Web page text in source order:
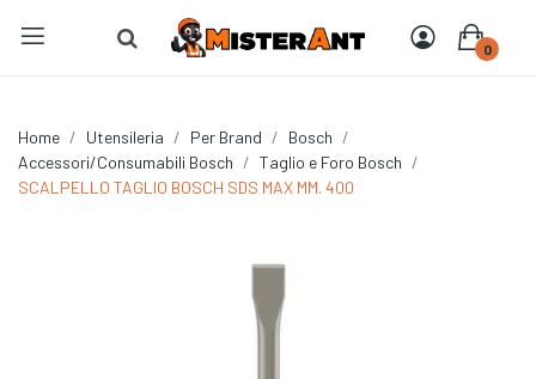
0
Home Utensileria Per Brand
Bosch
Accessori/Consumabili Bosch
Taglio e Foro Bosch
SCALPELLO TAGLIO BOSCH SDS MAX MM. 400